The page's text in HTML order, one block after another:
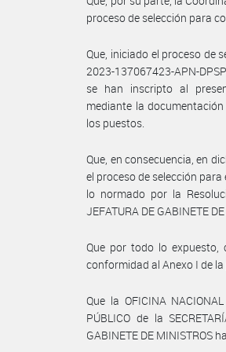
proceso de selección para
Que, iniciado el proceso de
2023-137067423-APN-
se han inscripto al
mediante la
los puestos.
Que, en consecuencia, en
el proceso de selección
lo normado por la
JEFATURA DE GABINETE
Que por todo lo expuesto,
conformidad al Anexo I de
Que la OFICINA
PÚBLICO de la
GABINETE DE MINISTROS